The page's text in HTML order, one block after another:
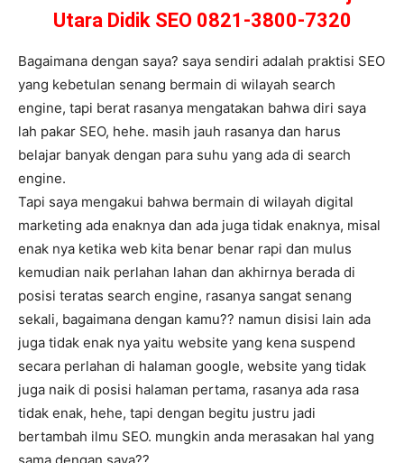
Utara Didik SEO 0821-3800-7320
Bagaimana dengan saya? saya sendiri adalah praktisi SEO
yang kebetulan senang bermain di wilayah search
engine, tapi berat rasanya mengatakan bahwa diri saya
lah pakar SEO, hehe. masih jauh rasanya dan harus
belajar banyak dengan para suhu yang ada di search
engine.
Tapi saya mengakui bahwa bermain di wilayah digital
marketing ada enaknya dan ada juga tidak enaknya, misal
enak nya ketika web kita benar benar rapi dan mulus
kemudian naik perlahan lahan dan akhirnya berada di
posisi teratas search engine, rasanya sangat senang
sekali, bagaimana dengan kamu?? namun disisi lain ada
juga tidak enak nya yaitu website yang kena suspend
secara perlahan di halaman google, website yang tidak
juga naik di posisi halaman pertama, rasanya ada rasa
tidak enak, hehe, tapi dengan begitu justru jadi
bertambah ilmu SEO. mungkin anda merasakan hal yang